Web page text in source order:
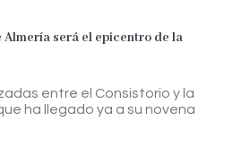
Almería será el epicentro de la
entre el Consistorio y la
ha llegado ya a su novena